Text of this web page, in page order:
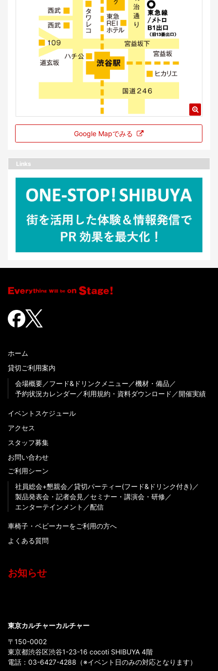
Google Mapでみる
Links
ホーム
貸切ご利用案内
会場概要
フード&ドリンクメニュー
機材・備品
予約状況カレンダー
利用規約・資料ダウンロード 開催実績
イベントスケジュール
アクセス
スタッフ募集
お問い合わせ
ご利用シーン
社員総会+懇親会
貸切パーティー(フード&ドリンク付き)
製品発表会・記者会見
セミナー・講演会・研修
エンターテインメント
配信
車椅子・ベビーカーをご利用の方へ
よくある質問
お知らせ
東京カルチャーカルチャー
〒150-0002
東京都渋谷区渋谷1-23-16 cocoti SHIBUYA 4階
電話： 03-6427-4288 （※イベント日のみの対応となります）